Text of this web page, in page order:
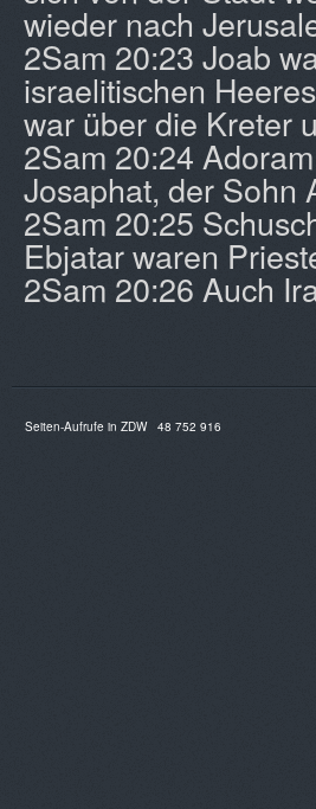
wieder nach
2Sam 20:23 Joab
israelitischen
war über die Kreter
2Sam 20:24
Josaphat, der Sohn
2Sam 20:25
Ebjatar waren
2Sam 20:26 Auch
Seiten-Aufrufe in ZDW 48 752 916